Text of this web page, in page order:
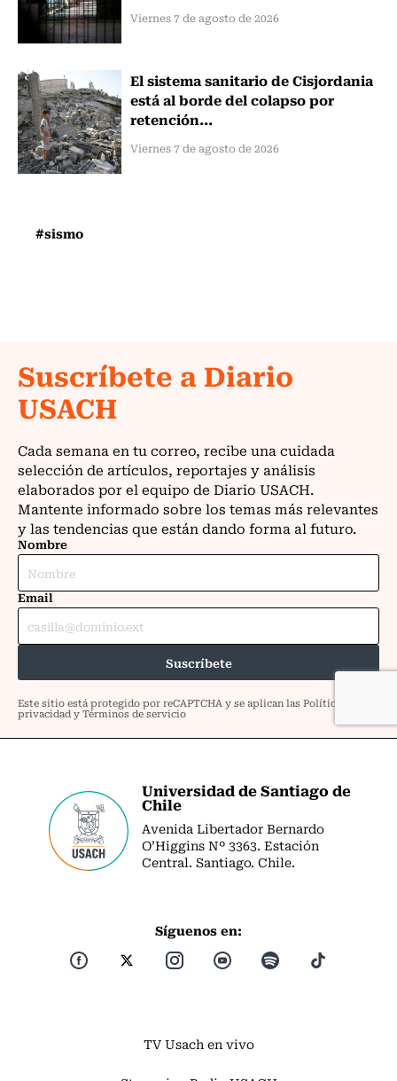
Viernes 7 de agosto de 2026
El sistema sanitario de Cisjordania
está al borde del colapso por
retención...
Viernes 7 de agosto de 2026
#sismo
Universidad de Santiago de
Chile
Avenida Libertador Bernardo
O’Higgins Nº 3363. Estación
Central. Santiago. Chile.
Síguenos en:
TV Usach en vivo